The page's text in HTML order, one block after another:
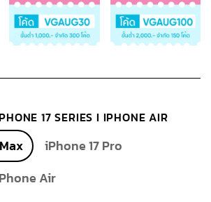
17 SERIES I IPHONE AIR
iPhone 17 Pro
Air